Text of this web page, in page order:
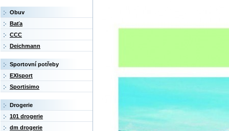
Obuv
Baťa
CCC
Deichmann
Sportovní potřeby
EXIsport
Sportisimo
Drogerie
101 drogerie
dm drogerie